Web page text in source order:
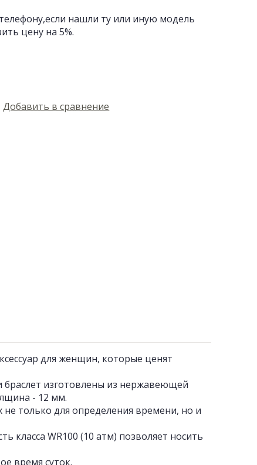
нашли ту или иную модель
цену на 5%.
Добавить в сравнение
для женщин, которые ценят
браслет изготовлены из нержавеющей
- 12 мм.
не только для определения времени, но и
WR100 (10 атм) позволяет носить
время суток.